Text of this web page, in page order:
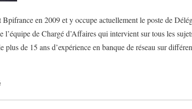
en 2009 et y occupe actuellement le poste de
l’équipe de Chargé d’Affaires qui intervient sur tous les
plus de 15 ans d’expérience en banque de réseau sur